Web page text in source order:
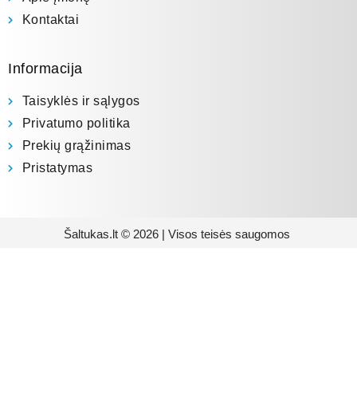
Kontaktai
Informacija
Taisyklės ir sąlygos
Privatumo politika
Prekių grąžinimas
Pristatymas
Šaltukas.lt © 2026 | Visos teisės saugomos